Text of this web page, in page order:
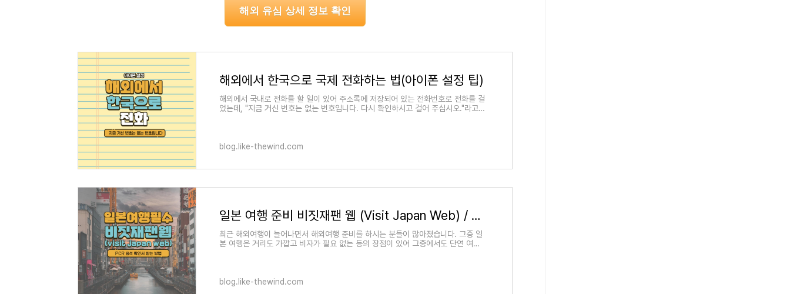
해외 유심 상세 정보 확인
해외에서 한국으로 국제 전화하는 법(아이폰 설정 팁)
해외에서 국내로 전화를 할 일이 있어 주소록에 저장되어 있는 전화번호로 전화를 걸
었는데, "지금 거신 번호는 없는 번호입니다. 다시 확인하시고 걸어 주십시오."라고
blog.like-thewind.com
일본 여행 준비 비짓재팬 웹 (Visit Japan Web) / PCR 음성 확인서
최근 해외여행이 늘어나면서 해외여행 준비를 하시는 분들이 많아졌습니다. 그중 일
본 여행은 거리도 가깝고 비자가 필요 없는 등의 장점이 있어 그중에서도 단연 여행
blog.like-thewind.com